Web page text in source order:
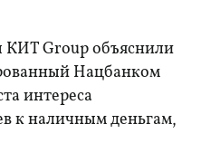
КИТ Group объяснили
Нацбанком
интереса
к наличным деньгам,